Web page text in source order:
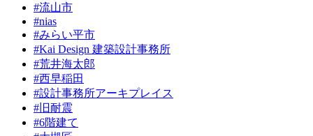
#流山市
#nias
#みらい平市
#Kai Design 建築設計事務所
#荒井海太郎
#西早稲田
#設計事務所アーキプレイス
#旧耐震
#6階建て